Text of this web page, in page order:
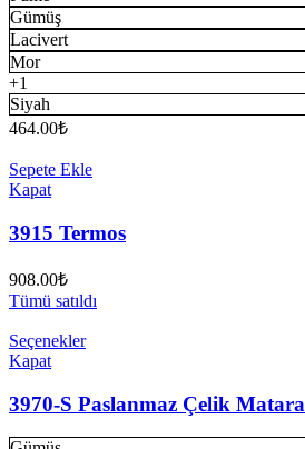
Gümüş
Lacivert
Mor
+1
Siyah
464.00₺
Sepete Ekle
Kapat
3915 Termos
908.00₺
Tümü satıldı
Seçenekler
Kapat
3970-S Paslanmaz Çelik Matara